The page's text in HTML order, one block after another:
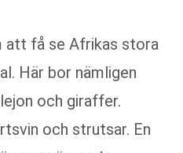
att få se Afrikas stora
Här bor nämligen
och giraffer.
och strutsar. En